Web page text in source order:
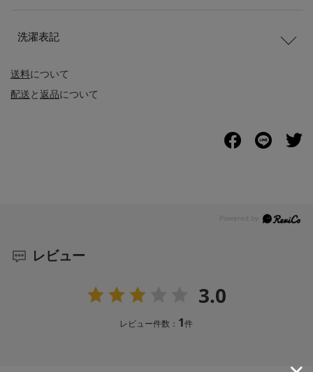
送料について
配送と返品について
洗濯表記
レビュー
3.0
レビュー件数： 1件